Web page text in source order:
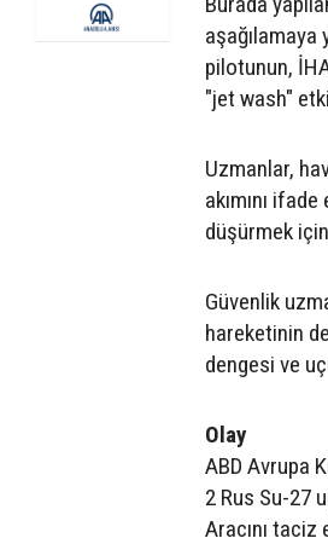
pilotunun,
"jet wash"
Uzmanlar,
akımını
düşürmek
Güvenlik
hareketinin
dengesi ve
Olay
ABD Avrupa
2 Rus Su-27
Aracını taciz